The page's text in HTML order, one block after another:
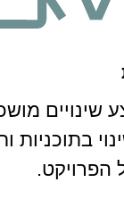
שינויים
בתוכניות